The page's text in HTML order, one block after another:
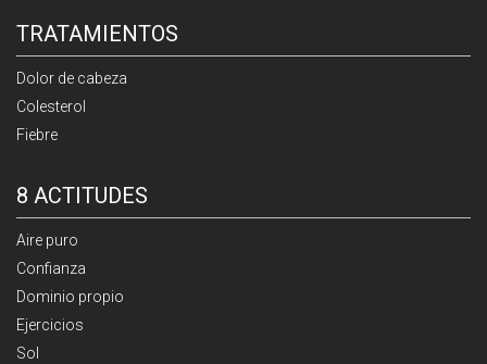
TRATAMIENTOS
Dolor de cabeza
Colesterol
Fiebre
8 ACTITUDES
Aire puro
Confianza
Dominio propio
Ejercicios
Sol